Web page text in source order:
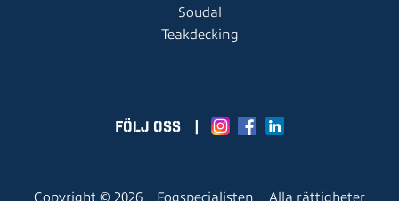
Soudal
Teakdecking
FÖLJ OSS
Copyright © 2026 Fogspecialisten Alla rättigheter